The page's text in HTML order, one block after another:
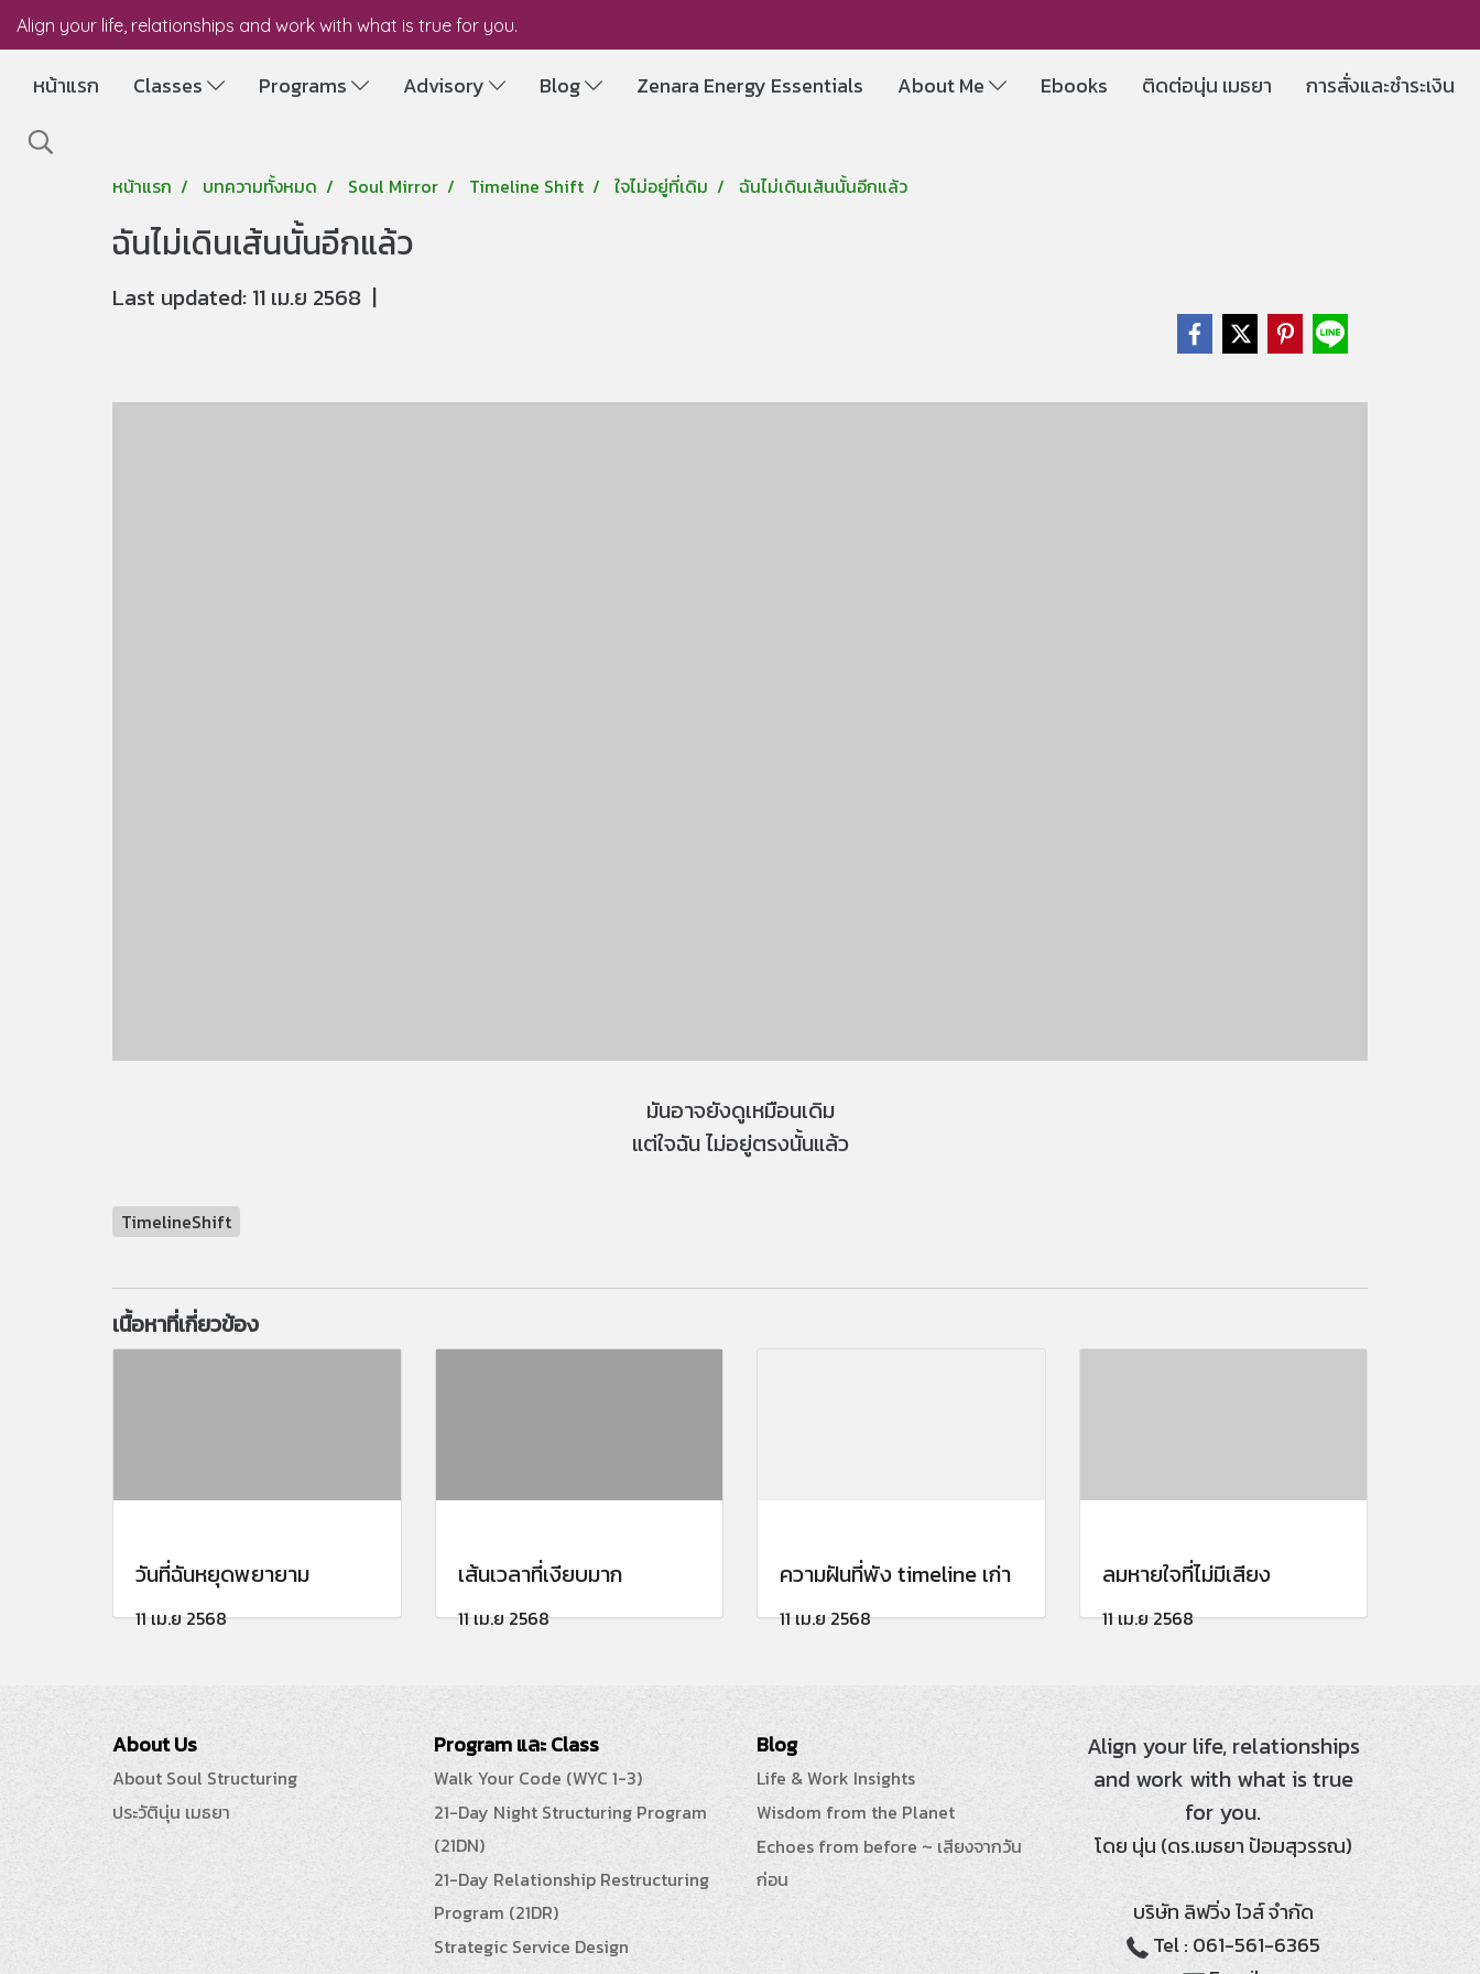
Align your life, relationships and work with what is true for you.
หน้าแรก Classes Programs Advisory Blog Zenara Energy Essentials About Me Ebooks ติดต่อนุ่น เมธยา การสั่งและชำระเงิน
หน้าแรก บทความทั้งหมด Soul Mirror Timeline Shift ใจไม่อยู่ที่เดิม ฉันไม่เดินเส้นนั้นอีกแล้ว
ฉันไม่เดินเส้นนั้นอีกแล้ว
Last updated: 11 เม.ย 2568 |
มันอาจยังดูเหมือนเดิม
แต่ใจฉัน ไม่อยู่ตรงนั้นแล้ว
TimelineShift
เนื้อหาที่เกี่ยวข้อง
วันที่ฉันหยุดพยายาม
11 เม.ย 2568
เส้นเวลาที่เงียบมาก
11 เม.ย 2568
ความฝันที่พัง timeline เก่า
11 เม.ย 2568
ลมหายใจที่ไม่มีเสียง
11 เม.ย 2568
About Us
About Soul Structuring
ประวัตินุ่น เมธยา
Program และ Class
Walk Your Code (WYC 1-3)
21-Day Night Structuring Program
(21DN)
21-Day Relationship Restructuring
Program (21DR)
Strategic Service Design
Blog
Life & Work Insights
Wisdom from the Planet
Echoes from before ~ เสียงจากวัน
ก่อน
Align your life, relationships
and work with what is true
for you.
โดย นุ่น (ดร.เมธยา ป้อมสุวรรณ)
บริษัท ลิฟวิ่ง ไวส์ จำกัด
Tel : 061-561-6365